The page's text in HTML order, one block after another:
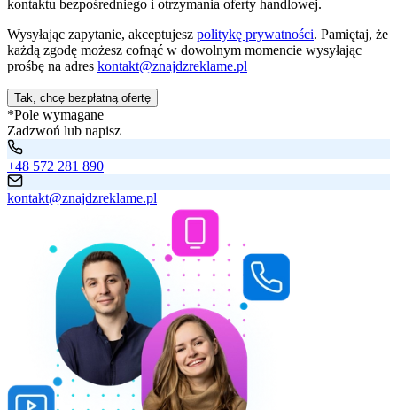
kontaktu bezpośredniego i otrzymania oferty handlowej.
Wysyłając zapytanie, akceptujesz politykę prywatności. Pamiętaj, że
każdą zgodę możesz cofnąć w dowolnym momencie wysyłając
prośbę na adres kontakt@znajdzreklame.pl
Tak, chcę bezpłatną ofertę
*Pole wymagane
Zadzwoń lub napisz
+48 572 281 890
kontakt@znajdzreklame.pl